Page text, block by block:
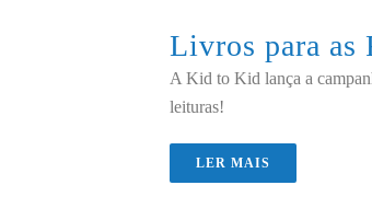
Livros para as
A Kid to Kid lança a
leituras!
LER MAIS